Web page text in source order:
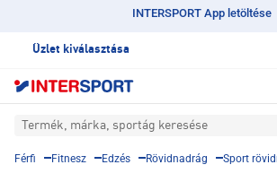
INTERSPORT App letöltése
Üzlet kiválasztása
Termék, márka, sportág keresése
Férfi Fitnesz Edzés Rövidnadrág Sport